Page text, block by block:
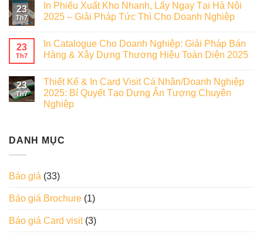
23
Th7
In Phiếu Xuất Kho Nhanh, Lấy Ngay Tại Hà Nội
2025 – Giải Pháp Tức Thì Cho Doanh Nghiệp
23
Th7
In Catalogue Cho Doanh Nghiệp: Giải Pháp Bán
Hàng & Xây Dựng Thương Hiệu Toàn Diện 2025
23
Th7
Thiết Kế & In Card Visit Cá Nhân/Doanh Nghiệp
2025: Bí Quyết Tạo Dựng Ấn Tượng Chuyên
Nghiệp
DANH MỤC
Báo giá (33)
Báo giá Brochure (1)
Báo giá Card visit(3)